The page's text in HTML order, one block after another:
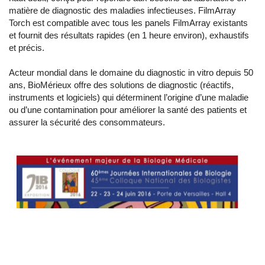
matière de diagnostic des maladies infectieuses. FilmArray
Torch est compatible avec tous les panels FilmArray existants
et fournit des résultats rapides (en 1 heure environ), exhaustifs
et précis.
Acteur mondial dans le domaine du diagnostic in vitro depuis 50
ans, BioMérieux offre des solutions de diagnostic (réactifs,
instruments et logiciels) qui déterminent l’origine d’une maladie
ou d’une contamination pour améliorer la santé des patients et
assurer la sécurité des consommateurs.